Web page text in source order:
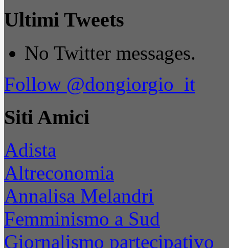
Ultimi Tweets
No Twitter messages.
Follow @dongiorgio_it
Siti Amici
Adista
Altreconomia
Annalisa Melandri
Femminismo a Sud
Giornalismo partecipativo